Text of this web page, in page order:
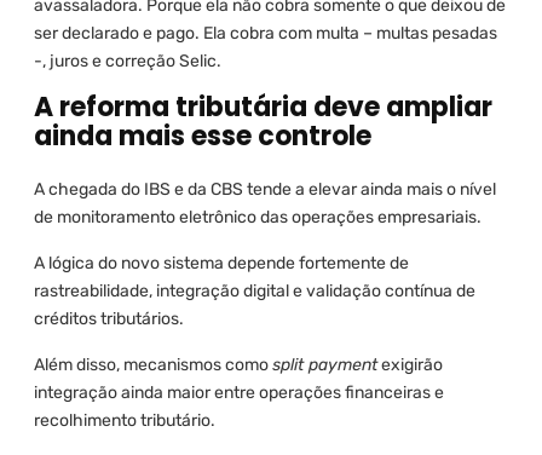
avassaladora. Porque ela não cobra somente o que deixou de
ser declarado e pago. Ela cobra com multa – multas pesadas
-, juros e correção Selic.
A reforma tributária deve ampliar
ainda mais esse controle
A chegada do IBS e da CBS tende a elevar ainda mais o nível
de monitoramento eletrônico das operações empresariais.
A lógica do novo sistema depende fortemente de
rastreabilidade, integração digital e validação contínua de
créditos tributários.
Além disso, mecanismos comosplit paymentexigirão
integração ainda maior entre operações financeiras e
recolhimento tributário.